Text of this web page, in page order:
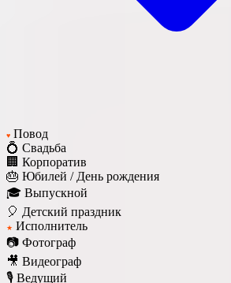
♥ Повод
💍 Свадьба
🏢 Корпоратив
🎂 Юбилей / День рождения
🎓 Выпускной
🎈 Детский праздник
★ Исполнитель
📷 Фотограф
🎥 Видеограф
🎙️ Ведущий